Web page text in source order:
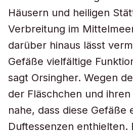
Häusern und heiligen
Verbreitung im
darüber hinaus lässt
Gefäße vielfältige
sagt Orsingher. Wegen
der Fläschchen und
nahe, dass diese Gefäße
Duftessenzen enthielten.